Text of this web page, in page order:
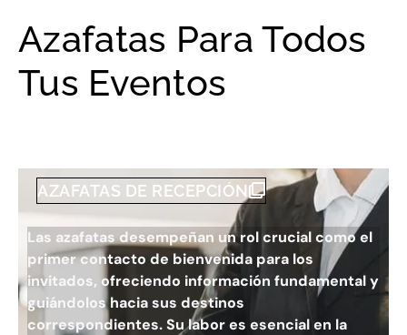
Azafatas Para Todos
Tus Eventos
AZAFATAS DE RECEPCIÓN
Las azafatas desempeñan un rol crucial como el
primer contacto de bienvenida para los
invitados, ofreciendo información fundamental y
guiándolos hacia sus destinos
correspondientes. Su labor es esencial en la